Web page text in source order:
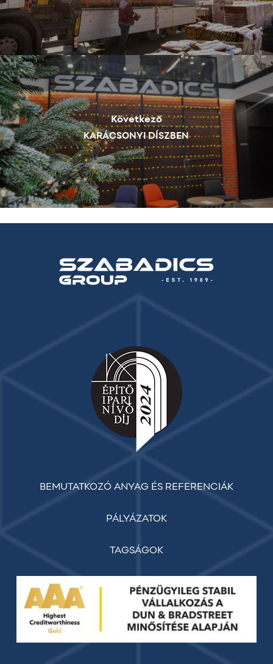
Következő
KARÁCSONYI DÍSZBEN
BEMUTATKOZÓ ANYAG ÉS REFERENCIÁK
PÁLYÁZATOK
TAGSÁGOK